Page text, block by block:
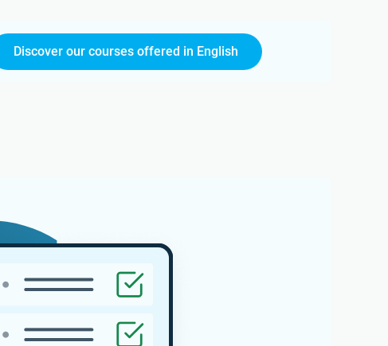
Discover our courses offered in English